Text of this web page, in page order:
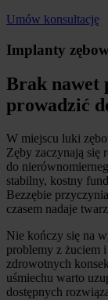
Umów konsultację
Implanty
Brak nawet
prowadzić
W miejscu luki
Zęby zaczynają się
do
stabilny, kostny
Bezzębie
czasem nadaje
Nie kończy się na
problemy z żuciem
zdrowotnych
uśmiechu warto
dostępnych